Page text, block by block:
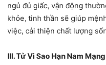
ngủ đủ giấc, vận động
khỏe, tinh thần sẽ giúp
việc, cải thiện chất lượng
III. Tử Vi Sao Hạn Nam